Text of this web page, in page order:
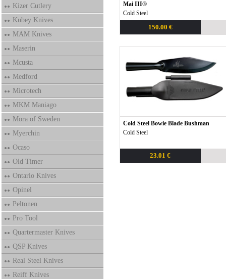
Kizer Cutlery
Kubey Knives
MAM Knives
Maserin
Mcusta
Medford
Microtech
MKM Maniago
Mora of Sweden
Myerchin
Ocaso
Old Timer
Ontario Knives
Opinel
Peltonen
Pro Tool
Quartermaster Knives
QSP Knives
Real Steel Knives
Reiff Knives
Mai III®
Cold Steel
150.00 €
Cold Steel Bowie Blade Bushman
Cold Steel
23.01 €